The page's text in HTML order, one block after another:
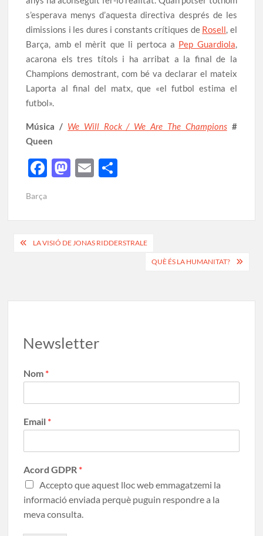
s’esperava menys d’aquesta directiva després de les
dimissions i les dures i constants crítiques de Rosell, el
Barça, amb el mèrit que li pertoca a Pep Guardiola,
acarona els tres títols i ha arribat a la final de la
Champions demostrant, com bé va declarar el mateix
Laporta al final del matx, que «el futbol estima el
futbol».
Música / We Will Rock / We Are The Champions #
Queen
F
b
o
M
d
o
E
p
ar
Barça
LA VISIÓ DE JONAS RIDDERSTRALE
QUÈ ÉS LA HUMANITAT?
Newsletter
Nom *
Email *
Acord GDPR *
Accepto que aquest lloc web emmagatzemi la
informació enviada perquè puguin respondre a la
meva consulta.